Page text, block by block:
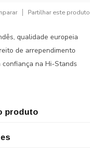
Partilhar este produto
qualidade europeia
de arrependimento
confiança na Hi-Stands
produto